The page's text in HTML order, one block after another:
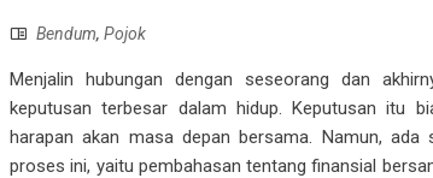
Bendum, Pojok
Menjalin hubungan dengan seseorang dan
keputusan terbesar dalam hidup. Keputusan itu
harapan akan masa depan bersama. Namun,
proses ini, yaitu pembahasan tentang finansial